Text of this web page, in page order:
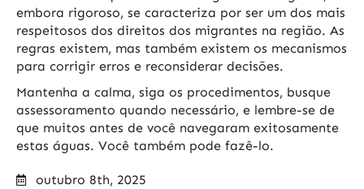
embora rigoroso, se caracteriza por ser um dos mais
respeitosos dos direitos dos migrantes na região. As
regras existem, mas também existem os mecanismos
para corrigir erros e reconsiderar decisões.
Mantenha a calma, siga os procedimentos, busque
assessoramento quando necessário, e lembre-se de
que muitos antes de você navegaram exitosamente
estas águas. Você também pode fazê-lo.
outubro 8th, 2025